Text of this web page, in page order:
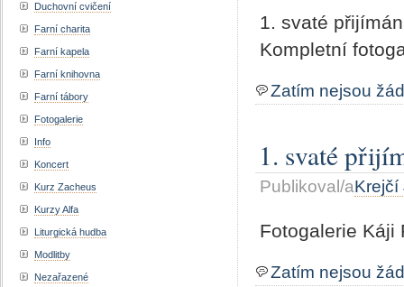
1. svaté
Kompletní
Zatím nejsou
1. svaté
Publikoval/aKrejčí
Fotogalerie Káji
Zatím nejsou
Duchovní cvičení
Farní charita
Farní kapela
Farní knihovna
Farní tábory
Fotogalerie
Info
Koncert
Kurz Zacheus
Kurzy Alfa
Liturgická hudba
Modlitby
Nezařazené